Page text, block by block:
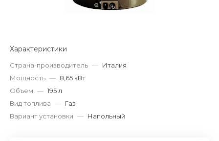
Характеристики
Страна-производитель — Италия
Мощность — 8,65 кВт
Объем — 195 л
Вид топлива — Газ
Вариант установки — Напольный